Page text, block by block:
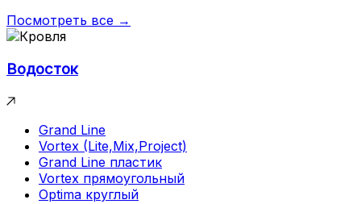
Посмотреть все →
Водосток
Grand Line
Vortex (Lite,Mix,Project)
Grand Line пластик
Vortex прямоугольный
Optima круглый